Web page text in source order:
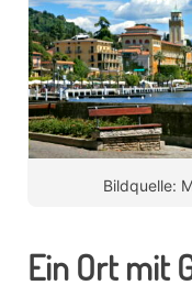
Bildquelle:
Ein Ort mit